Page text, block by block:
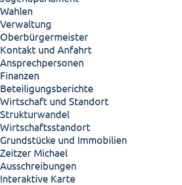
Wahlen
Verwaltung
Oberbürgermeister
Kontakt und Anfahrt
Ansprechpersonen
Finanzen
Beteiligungsberichte
Wirtschaft und Standort
Strukturwandel
Wirtschaftsstandort
Grundstücke und Immobilien
Zeitzer Michael
Ausschreibungen
Interaktive Karte